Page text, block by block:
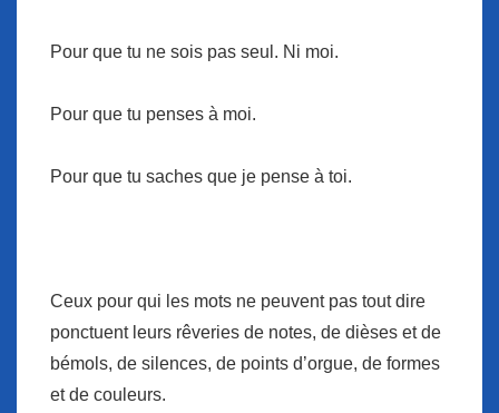
Pour que tu ne sois pas seul. Ni moi.
Pour que tu penses à moi.
Pour que tu saches que je pense à toi.
Ceux pour qui les mots ne peuvent pas tout dire
ponctuent leurs rêveries de notes, de dièses et de
bémols, de silences, de points d’orgue, de formes
et de couleurs.